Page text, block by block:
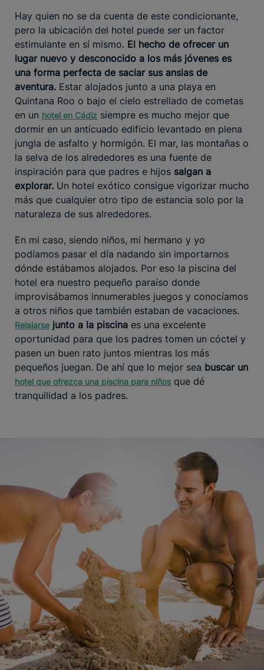
Hay quien no se da cuenta de este condicionante,
pero la ubicación del hotel puede ser un factor
estimulante en sí mismo. El hecho de ofrecer un
lugar nuevo y desconocido a los más jóvenes es
una forma perfecta de saciar sus ansias de
aventura. Estar alojados junto a una playa en
Quintana Roo o bajo el cielo estrellado de cometas
en un hotel en Cádiz siempre es mucho mejor que
dormir en un anticuado edificio levantado en plena
jungla de asfalto y hormigón. El mar, las montañas o
la selva de los alrededores es una fuente de
inspiración para que padres e hijos salgan a
explorar. Un hotel exótico consigue vigorizar mucho
más que cualquier otro tipo de estancia solo por la
naturaleza de sus alrededores.
En mi caso, siendo niños, mi hermano y yo
podíamos pasar el día nadando sin importarnos
dónde estábamos alojados. Por eso la piscina del
hotel era nuestro pequeño paraíso donde
improvisábamos innumerables juegos y conocíamos
a otros niños que también estaban de vacaciones.
Relajarse junto a la piscina es una excelente
oportunidad para que los padres tomen un cóctel y
pasen un buen rato juntos mientras los más
pequeños juegan. De ahí que lo mejor sea buscar un
hotel que ofrezca una piscina para niños que dé
tranquilidad a los padres.